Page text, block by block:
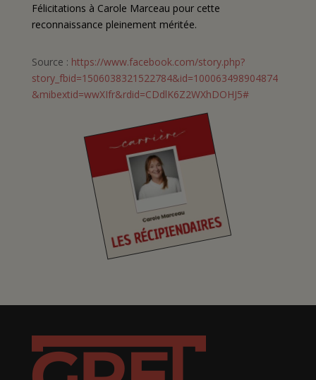
Félicitations à Carole Marceau pour cette
reconnaissance pleinement méritée.
Source : https://www.facebook.com/story.php?
story_fbid=1506038321522784&id=100063498904874
&mibextid=wwXIfr&rdid=CDdlK6Z2WXhDOHJ5#